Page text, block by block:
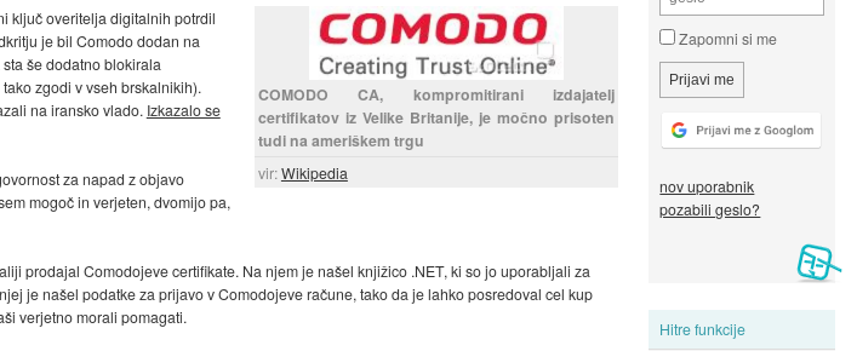
Zapomni si me
nov uporabnik
pozabili geslo?
Hitre funkcije
COMODO CA, kompromitirani izdajatelj
certifikatov iz Velike Britanije, je močno prisoten
tudi na ameriškem trgu
vir:Wikipedia
ključ overitelja digitalnih potrdil
je bil Comodo dodan na
še dodatno blokirala
zgodi v vseh brskalnikih).
na iransko vlado. Izkazalo se
za napad z objavo
mogoč in verjeten, dvomijo pa,
prodajal Comodojeve certifikate. Na njem je našel knjižico .NET, ki so jo uporabljali za
je našel podatke za prijavo v Comodojeve račune, tako da je lahko posredoval cel kup
verjetno morali pomagati.